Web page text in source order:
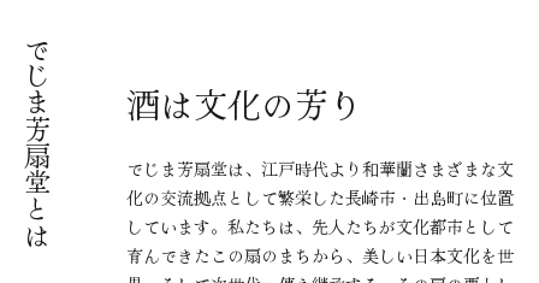
でじま芳扇堂とは 酒は文化の芳り
でじま芳扇堂は、江戸時代より和華蘭さまざまな文
化の交流拠点として繁栄した長崎市・出島町に位置
しています。私たちは、先人たちが文化都市として
育んできたこの扇のまちから、美しい日本文化を世